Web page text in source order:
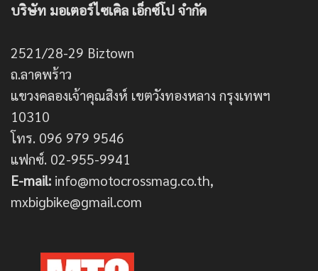
บริษัท มอเตอร์ไซเคิล เอ็กซ์โป จำกัด
2521/28-29 Biztown
ถ.ลาดพร้าว
แขวงคลองเจ้าคุณสิงห์ เขตวังทองหลาง กรุงเทพฯ
10310
โทร. 096 979 9546
แฟกซ์. 02-955-9941
E-mail: info@motocrossmag.co.th,
mxbigbike@gmail.com